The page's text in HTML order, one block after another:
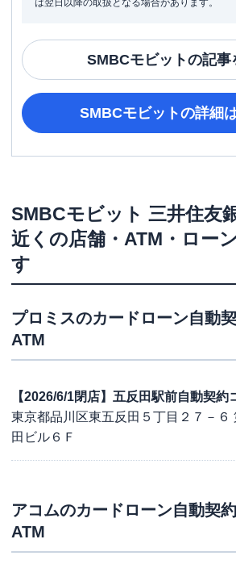
は翌日以降の取扱となる場合があります。
SMBCモビットの記事
SMBCモビットの詳細
SMBCモビット 三井住友
近くの店舗・ATM・ロー
す
プロミスのカードローン自動
ATM
【2026/6/1閉店】五反田駅前自動契約
東京都品川区東五反田５丁目２７－６
田ビル６Ｆ
アコムのカードローン自動契
ATM